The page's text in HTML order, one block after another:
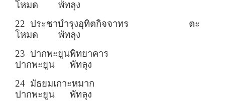
โหมด พัทลุง
22 ประชาบำรุงอุทิตกิจจาทร ตะ
โหมด พัทลุง
23 ปากพะยูนพิทยาคาร
ปากพะยูน พัทลุง
24 มัธยมเกาะหมาก
ปากพะยูน พัทลุง